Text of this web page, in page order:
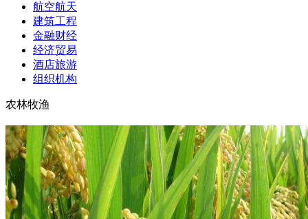
航空航天
建筑工程
金融财经
经济贸易
酒店旅游
组织机构
农林牧渔